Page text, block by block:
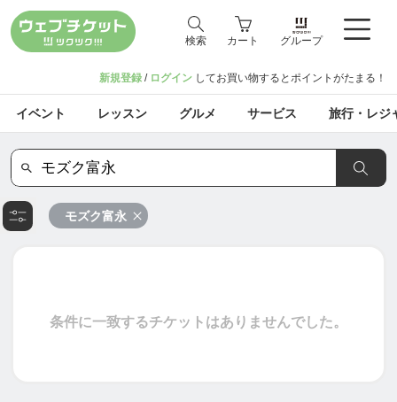
検索 カート グループ
新規登録 / ログイン してお買い物するとポイントがたまる！
イベント レッスン グルメ サービス 旅行・レジ
モズク富永
条件に一致するチケットはありませんでした。